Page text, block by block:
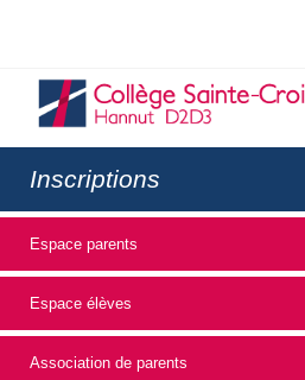
Inscriptions
Espace parents
Espace élèves
Association de parents